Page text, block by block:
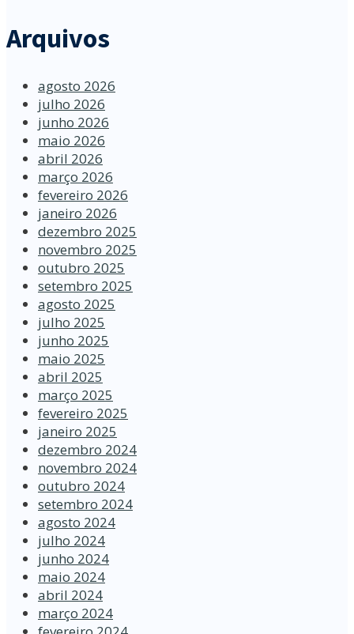
Arquivos
agosto 2026
julho 2026
junho 2026
maio 2026
abril 2026
março 2026
fevereiro 2026
janeiro 2026
dezembro 2025
novembro 2025
outubro 2025
setembro 2025
agosto 2025
julho 2025
junho 2025
maio 2025
abril 2025
março 2025
fevereiro 2025
janeiro 2025
dezembro 2024
novembro 2024
outubro 2024
setembro 2024
agosto 2024
julho 2024
junho 2024
maio 2024
abril 2024
março 2024